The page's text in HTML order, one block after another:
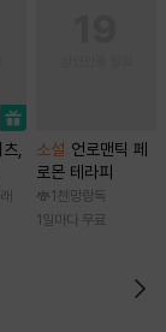
,
소설 언로맨틱 페
로몬 테라피
1천 망랑독
1일마다 무료